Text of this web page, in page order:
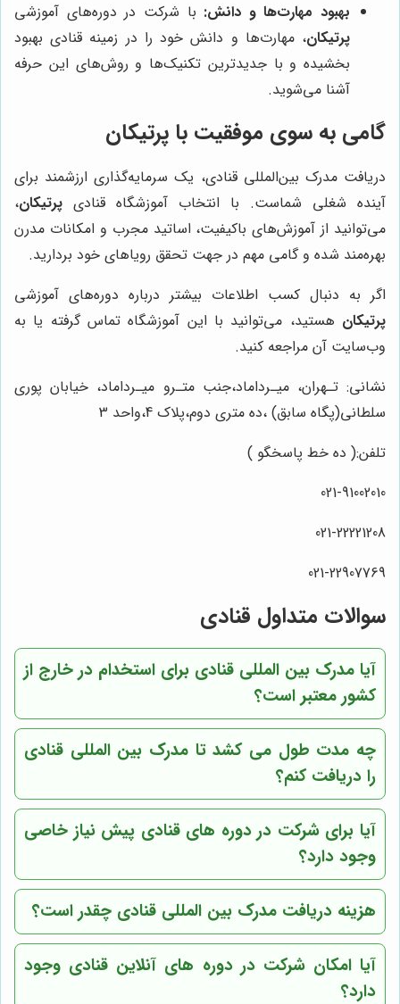
بهبود مهارت‌ها و دانش: با شرکت در دوره‌های آموزشی
پرتیکان، مهارت‌ها و دانش خود را در زمینه قنادی بهبود
بخشیده و با جدیدترین تکنیک‌ها و روش‌های این حرفه
آشنا می‌شوید.
گامی به سوی موفقیت با پرتیکان
دریافت مدرک بین‌المللی قنادی، یک سرمایه‌گذاری ارزشمند برای
آینده شغلی شماست. با انتخاب آموزشگاه قنادی پرتیکان،
می‌توانید از آموزش‌های باکیفیت، اساتید مجرب و امکانات مدرن
بهره‌مند شده و گامی مهم در جهت تحقق رویاهای خود بردارید.
اگر به دنبال کسب اطلاعات بیشتر درباره دوره‌های آموزشی
پرتیکان هستید، می‌توانید با این آموزشگاه تماس گرفته یا به
وب‌سایت آن مراجعه کنید.
نشانی: تـهران، میـرداماد،جنب متـرو میـرداماد، خیابان پوری
سلطانی(پگاه سابق) ،ده متری دوم،پلاک 4،واحد 3
تلفن:( ده خط پاسخگو )
021-91002010
021-22221208
021-22907769
سوالات متداول قنادی
آیا مدرک بین المللی قنادی برای استخدام در خارج از
کشور معتبر است؟
چه مدت طول می کشد تا مدرک بین المللی قنادی
را دریافت کنم؟
آیا برای شرکت در دوره های قنادی پیش نیاز خاصی
وجود دارد؟
هزینه دریافت مدرک بین المللی قنادی چقدر است؟
آیا امکان شرکت در دوره های آنلاین قنادی وجود
دارد؟